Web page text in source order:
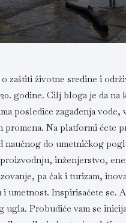
zaštiti životne sredine i
godine. Cilj bloga je da na
posledice zagađenja vode,
promena. Na platformi ćete
naučnog do umetničkog
inženjerstvo,
pa čak i turizam,
umetnost. Inspirisaćete se.
ugla. Probudiće vam se